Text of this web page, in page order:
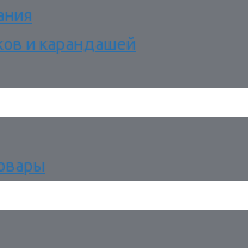
и карандашей